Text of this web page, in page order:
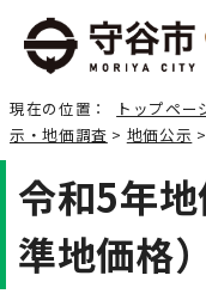
現在の位置： トップペー
示・地価調査 > 地価公示
令和5年
準地価格）